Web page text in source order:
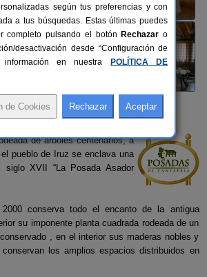
alojamiento
de árboles centenarios, a
pueblo de Iruz se enclava una
siglo XVII “La Posada Asador
conserva todo el encanto de la antigua
su imponente planta cuadrada rodeada de un
, en el interior sus maderas nobles y
los amplios espacios distribuidos en
según tus preferencias y con
a tus búsquedas. Estas últimas puedes
completo pulsando el botón Rechazar o
desactivación desde “Configuración de
información en nuestra
POLÍTICA DE